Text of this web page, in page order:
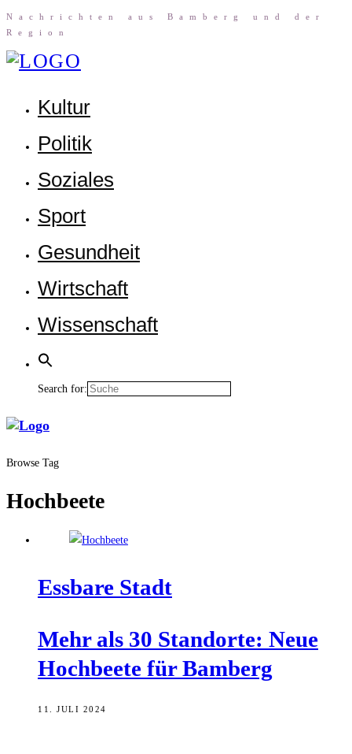
Nach­rich­ten aus Bam­berg und der
Region
Kul­tur
Poli­tik
Sozia­les
Sport
Gesund­heit
Wirt­schaft
Wis­sen­schaft
Search for:
Browse Tag
Hochbeete
Ess­ba­re Stadt
Mehr als 30 Stand­or­te: Neue
Hoch­bee­te für Bamberg
11. JULI 2024